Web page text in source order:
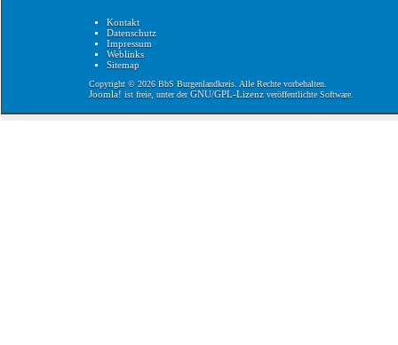
Kontakt
Datenschutz
Impressum
Weblinks
Sitemap
Copyright © 2026 BbS Burgenlandkreis. Alle Rechte vorbehalten.
Joomla! ist freie, unter derGNU/GPL-Lizenzveröffentlichte Software.